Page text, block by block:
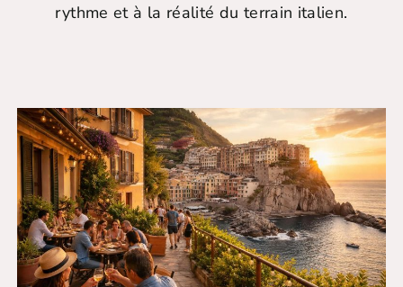
rythme et à la réalité du terrain italien.